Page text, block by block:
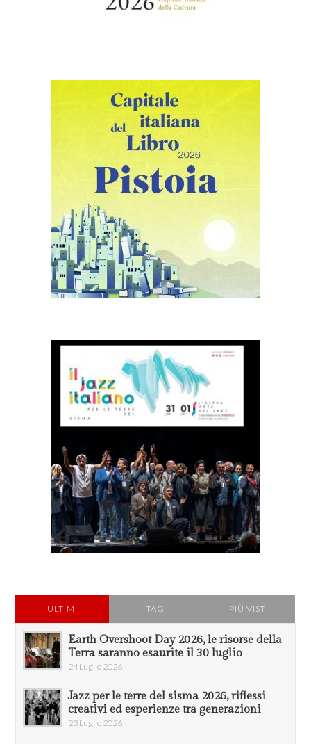
ULTIMI TAG PIÙ VISTI
Earth Overshoot Day 2026, le risorse della
Terra saranno esaurite il 30 luglio
24 Luglio 2026
Jazz per le terre del sisma 2026, riflessi
creativi ed esperienze tra generazioni
23 Luglio 2026